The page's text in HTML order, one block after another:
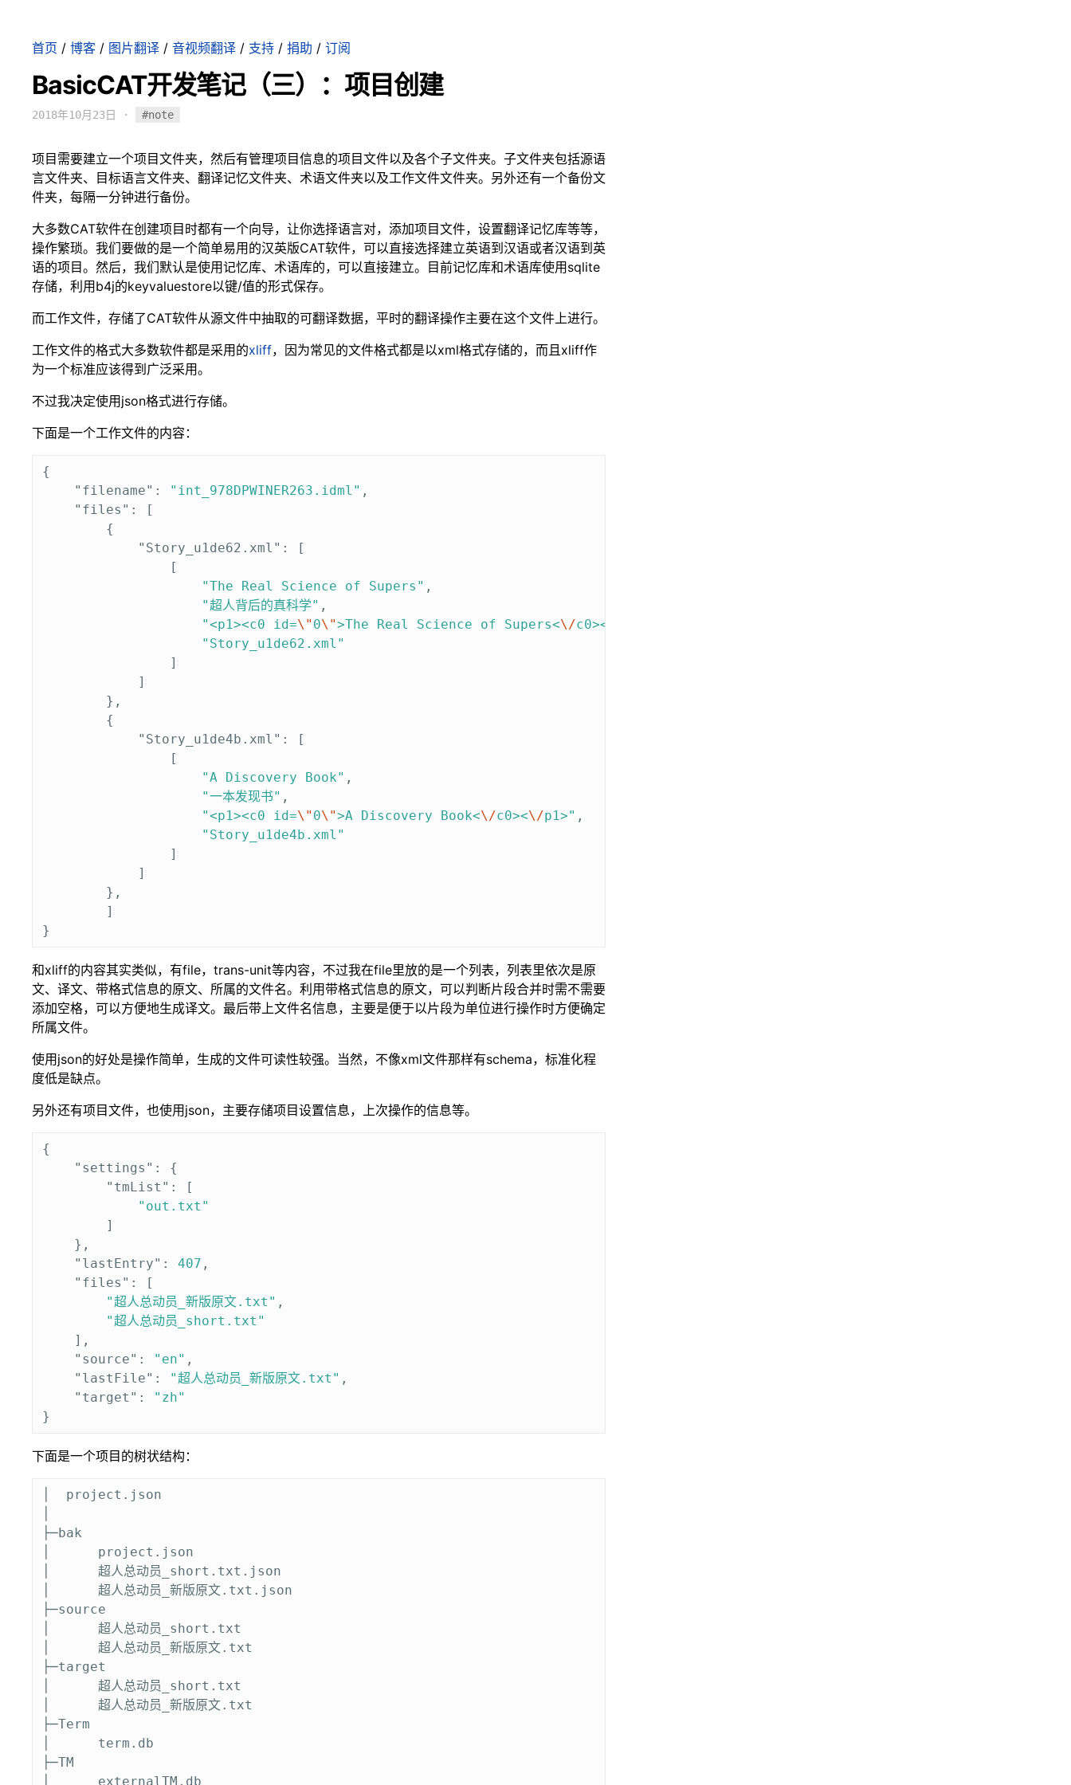
首页 / 博客 / 图片翻译 / 音视频翻译 / 支持 / 捐助 / 订阅
BasicCAT开发笔记（三）：项目创建
2018年10月23日 · #note
项目需要建立一个项目文件夹，然后有管理项目信息的项目文件以及各个子文件夹。子文件夹包括源语
言文件夹、目标语言文件夹、翻译记忆文件夹、术语文件夹以及工作文件文件夹。另外还有一个备份文
件夹，每隔一分钟进行备份。
大多数CAT软件在创建项目时都有一个向导，让你选择语言对，添加项目文件，设置翻译记忆库等等，
操作繁琐。我们要做的是一个简单易用的汉英版CAT软件，可以直接选择建立英语到汉语或者汉语到英
语的项目。然后，我们默认是使用记忆库、术语库的，可以直接建立。目前记忆库和术语库使用sqlite
存储，利用b4j的keyvaluestore以键/值的形式保存。
而工作文件，存储了CAT软件从源文件中抽取的可翻译数据，平时的翻译操作主要在这个文件上进行。
工作文件的格式大多数软件都是采用的xliff，因为常见的文件格式都是以xml格式存储的，而且xliff作
为一个标准应该得到广泛采用。
不过我决定使用json格式进行存储。
下面是一个工作文件的内容：
{
"filename" : "int_978DPWINER263.idml" ,
"files" :
[
{
"Story_u1de62.xml" :
[
[
"The Real Science of Supers" ,
"超人背后的真科学" ,
"<p1><c0 id=\" 0\">The Real Science of Supers<\/c0><
"Story_u1de62.xml"
]
]
},
{
"Story_u1de4b.xml" :
[
[
"A Discovery Book" ,
"一本发现书" ,
"<p1><c0 id=\" 0\">A Discovery Book<\/c0><\/p1>" ,
"Story_u1de4b.xml"
]
]
},
]
}
和xliff的内容其实类似，有file，trans-unit等内容，不过我在file里放的是一个列表，列表里依次是原
文、译文、带格式信息的原文、所属的文件名。利用带格式信息的原文，可以判断片段合并时需不需要
添加空格，可以方便地生成译文。最后带上文件名信息，主要是便于以片段为单位进行操作时方便确定
所属文件。
使用json的好处是操作简单，生成的文件可读性较强。当然，不像xml文件那样有schema，标准化程
度低是缺点。
另外还有项目文件，也使用json，主要存储项目设置信息，上次操作的信息等。
{
"settings" :
{
"tmList" :
[
"out.txt"
]
},
"lastEntry" : 407 ,
"files" :
[
"超人总动员_新版原文.txt" ,
"超人总动员_short.txt"
],
"source" : "en" ,
"lastFile" : "超人总动员_新版原文.txt" ,
"target" :
"zh"
}
下面是一个项目的树状结构：
│  project.json
├─bak
│      project.json
│      超人总动员_short.txt.json
│      超人总动员_新版原文.txt.json
├─source
│      超人总动员_short.txt
│      超人总动员_新版原文.txt
├─target
│      超人总动员_short.txt
│      超人总动员_新版原文.txt
├─Term
│      term.db
├─TM
│      externalTM.db